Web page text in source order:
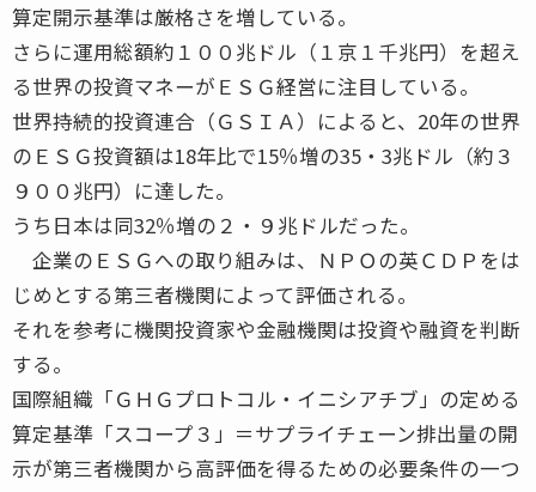
算定開示基準は厳格さを増している。
さらに運用総額約１００兆ドル（１京１千兆円）を超え
る世界の投資マネーがＥＳＧ経営に注目している。
世界持続的投資連合（ＧＳＩＡ）によると、20年の世界
のＥＳＧ投資額は18年比で15％増の35・3兆ドル（約３
９００兆円）に達した。
うち日本は同32％増の２・９兆ドルだった。
企業のＥＳＧへの取り組みは、ＮＰＯの英ＣＤＰをは
じめとする第三者機関によって評価される。
それを参考に機関投資家や金融機関は投資や融資を判断
する。
国際組織「ＧＨＧプロトコル・イニシアチブ」の定める
算定基準「スコープ３」＝サプライチェーン排出量の開
示が第三者機関から高評価を得るための必要条件の一つ